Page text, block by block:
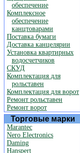
обеспечение
Комплексное
обеспечение
канцтоварами
Поставка бумаги
Доставка канцелярии
Установка квартирных
водосчетчиков
СКУД
Комплектация для
рольставен
Комплектация для ворот
Ремонт рольставен
Ремонт ворот
Торговые марки
Marantec
Nero Electronics
Daming
Hanspert